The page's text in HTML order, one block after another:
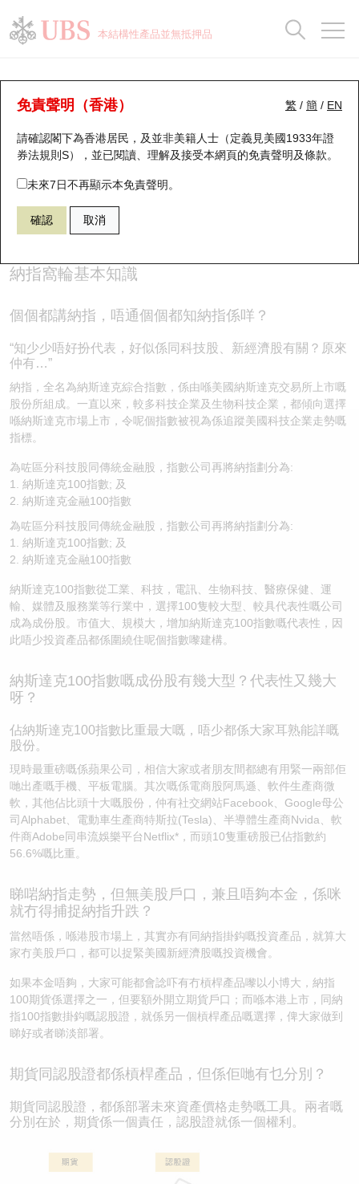
本結構性產品並無抵押品
繁 / 簡 / EN
免責聲明（香港）
請確認閣下為香港居民，及並非美籍人士（定義見美國1933年證
券法規則S），並已閱讀、理解及接受本網頁的免責聲明及條款。
未來7日不再顯示本免責聲明。
確認 取消
認股證投資者教育 - 納指窩輪基本知識
認股證知多啲
納指窩輪基本知識
個個都講納指，唔通個個都知納指係咩？
“知少少唔好扮代表，好似係同科技股、新經濟股有關？原來
仲有…”
納指，全名為納斯達克綜合指數，係由喺美國納斯達克交易所上市嘅
股份所組成。一直以來，較多科技企業及生物科技企業，都傾向選擇
喺納斯達克市場上市，令呢個指數被視為係追蹤美國科技企業走勢嘅
指標。
為咗區分科技股同傳統金融股，指數公司再將納指劃分為:
1. 納斯達克100指數; 及
2. 納斯達克金融100指數
為咗區分科技股同傳統金融股，指數公司再將納指劃分為:
1. 納斯達克100指數; 及
2. 納斯達克金融100指數
納斯達克100指數從工業、科技，電訊、生物科技、醫療保健、運
輸、媒體及服務業等行業中，選擇100隻較大型、較具代表性嘅公司
成為成份股。市值大、規模大，增加納斯達克100指數嘅代表性，因
此唔少投資產品都係圍繞住呢個指數嚟建構。
納斯達克100指數嘅成份股有幾大型？代表性又幾大
呀？
佔納斯達克100指數比重最大嘅，唔少都係大家耳熟能詳嘅
股份。
現時最重磅嘅係蘋果公司，相信大家或者朋友間都總有用緊一兩部佢
哋出產嘅手機、平板電腦。其次嘅係電商股阿馬遜、軟件生產商微
軟，其他佔比頭十大嘅股份，仲有社交網站Facebook、Google母公
司Alphabet、電動車生產商特斯拉(Tesla)、半導體生產商Nvida、軟
件商Adobe同串流娛樂平台Netflix*，而頭10隻重磅股已佔指數約
56.6%嘅比重。
睇啱納指走勢，但無美股戶口，兼且唔夠本金，係咪
就冇得捕捉納指升跌？
當然唔係，喺港股市場上，其實亦有同納指掛鈎嘅投資產品，就算大
家冇美股戶口，都可以捉緊美國新經濟股嘅投資機會。
如果本金唔夠，大家可能都會諗吓有冇槓桿產品嚟以小博大，納指
100期貨係選擇之一，但要額外開立期貨戶口；而喺本港上市，同納
指100指數掛鈎嘅認股證，就係另一個槓桿產品嘅選擇，俾大家做到
睇好或者睇淡部署。
期貨同認股證都係槓桿產品，但係佢哋有乜分別？
期貨同認股證，都係部署未來資產價格走勢嘅工具。兩者嘅
分別在於，期貨係一個責任，認股證就係一個權利。
瑞銀認股證一覽
新發行瑞銀認股證
即將到期認股證
認股證到期結算價查詢
認股證分析儀
引伸波幅比較圖
認股證/牛熊證日誌
認股證文件及公告
認股證文件及公告 (瑞信)
街貨統計
比較
牛熊全景快搜
牛熊證搜尋
牛熊證街貨分佈圖
正股牛熊證列表
新發行瑞銀牛熊證
即將到期牛熊證
牛熊證到期結算價查詢
牛熊證分析儀
牛熊證速算機
牛熊證文件及公告
牛熊證文件及公告 (瑞信)
街貨統計
比較
十大升幅/跌幅
十大認股證成交分佈
十天股證佔大市成交
資金流
街貨統計
正股分析儀
二十大活躍股份
恒指成份股
國指成份股
科指成份股
業績及經濟日曆
中資ETFs溢價比較
AH 股價對照
即市板塊表現
ADR
收市競價變化
持股比重
顯示所有持股比重
每月輪證大市專題
輪證專欄
講座及教育短片
認股證投資者教育
牛熊證投資者教育